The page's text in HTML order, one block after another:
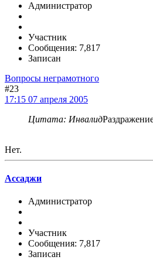
Администратор
Участник
Сообщения: 7,817
Записан
Вопросы неграмотного
#23
17:15 07 апреля 2005
Цитата: Инвалид
Нет.
Ассаджи
Администратор
Участник
Сообщения: 7,817
Записан